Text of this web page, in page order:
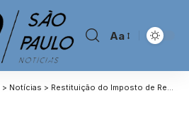
Aa
> Notícias > Restituição do Imposto de Renda 2026 entra em nova fase: o que milhões de paulistas precisam saber agora